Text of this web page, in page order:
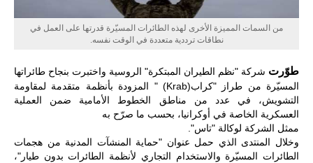
جديد لإمكانية
تقريب
المسافات بين
المؤسستين
شرق البلاد
وغربها، وسط
حضور دولي
تقوده الولايات
المتحدة وشراكة
أطراف ليبية
منقسمة منذ…
من السمات المميزة الأخرى لهذه الطائرات المسيّرة قدرتها على العمل في
نطاقات ترددية متعددة في الوقت نفسه.
طوّرت شركة "نظم الطيران المبتكرة" الروسية واختبرت بنجاح طائراتها
المسيّرة من طراز"كراب" (Krab) المزودة بأنظمة متقدمة لمقاومة
التشويش، في عدد من مناطق الخطوط الأمامية ضمن العملية
العسكرية الخاصة في أوكرانيا، بحسب ما صرّح به
ممثل الشركة لوكالة "تاس".
وخلال المنتدى الذي حمل عنوان "حماية المنشآت المدنية من هجمات
الطائرات المسيّرة والاستخدام التجاري لأنظمة الطائرات بدون طيار "،